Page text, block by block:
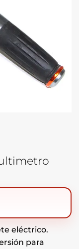
eléctrico.
para